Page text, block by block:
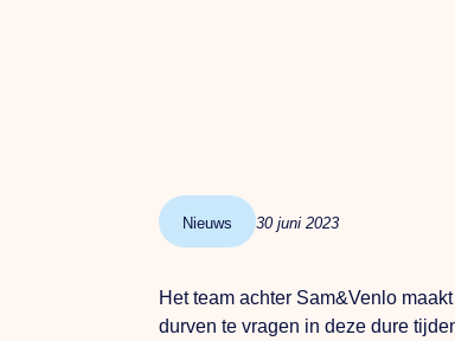
Nieuws 30 juni 2023
Het team achter Sam&Venlo
durven te vragen in deze dure